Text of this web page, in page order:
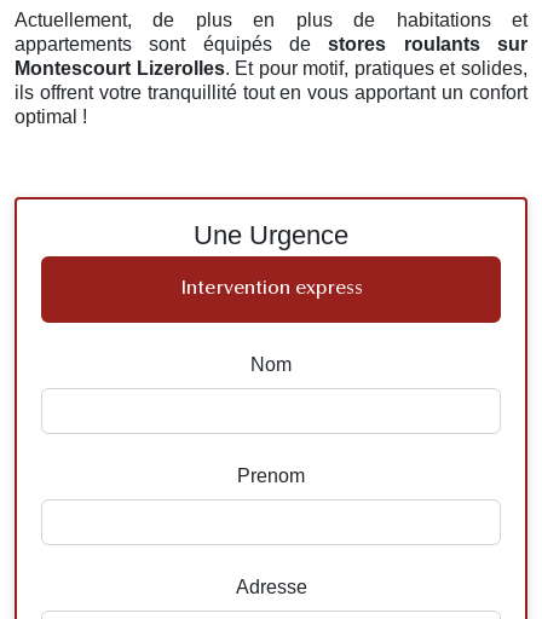
Actuellement, de plus en plus de habitations et
appartements sont équipés destores roulants
sur
Montescourt Lizerolles. Et pour motif, pratiques et solides,
ils offrent votre tranquillité tout en vous apportant un confort
optimal !
Une Urgence
Intervention express
Nom
Prenom
Adresse